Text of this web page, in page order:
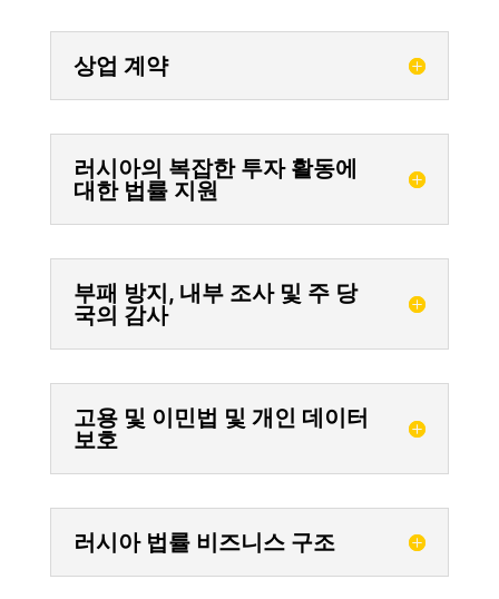
상업 계약
러시아의 복잡한 투자 활동에
대한 법률 지원
부패 방지, 내부 조사 및 주 당
국의 감사
고용 및 이민법 및 개인 데이터
보호
러시아 법률 비즈니스 구조